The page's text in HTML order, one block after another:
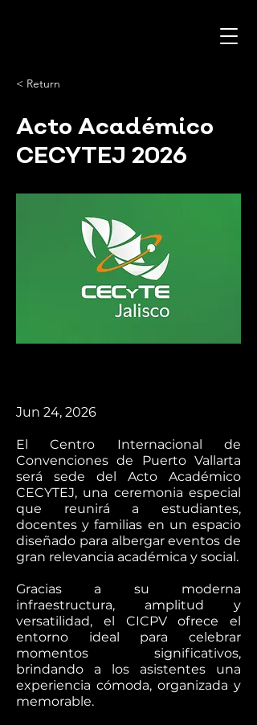
< Return
Acto Académico
CECYTEJ 2026
Jun 24, 2026
El Centro Internacional de
Convenciones de Puerto Vallarta
será sede del Acto Académico
CECYTEJ, una ceremonia especial
que reunirá a estudiantes,
docentes y familias en un espacio
diseñado para albergar eventos de
gran relevancia académica y social.
Gracias a su moderna
infraestructura, amplitud y
versatilidad, el CICPV ofrece el
entorno ideal para celebrar
momentos significativos,
brindando a los asistentes una
experiencia cómoda, organizada y
memorable.